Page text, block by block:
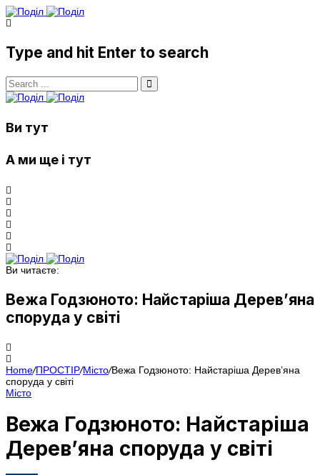
Type and hit Enter to search
Ви тут
А ми ще і тут
Ви читаєте:
Вежа Годзюното: Найстаріша Дерев’яна
споруда у світі
Home/ПРОСТІР/Місто/Вежа Годзюното: Найстаріша Дерев’яна
споруда у світі
Місто
Вежа Годзюното: Найстаріша
Дерев’яна споруда у світі